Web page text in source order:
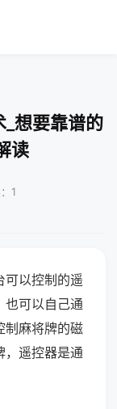
想要靠谱的
读
1
可以控制的遥
也可以自己通
制麻将牌的磁
，遥控器是通